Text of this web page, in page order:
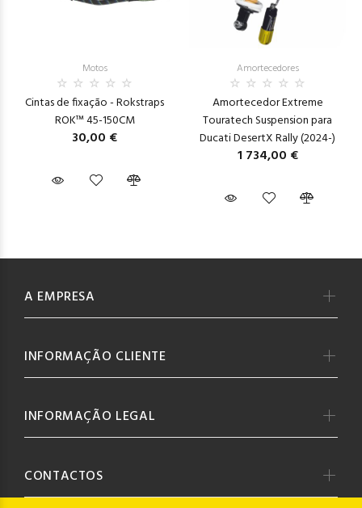
Motos
Cintas de fixação - Rokstraps
ROK™ 45-150CM
30,00 €
Amortecedores
Amortecedor Extreme
Touratech Suspension para
Ducati DesertX Rally (2024-)
1 734,00 €
A EMPRESA
INFORMAÇÃO CLIENTE
INFORMAÇÃO LEGAL
CONTACTOS